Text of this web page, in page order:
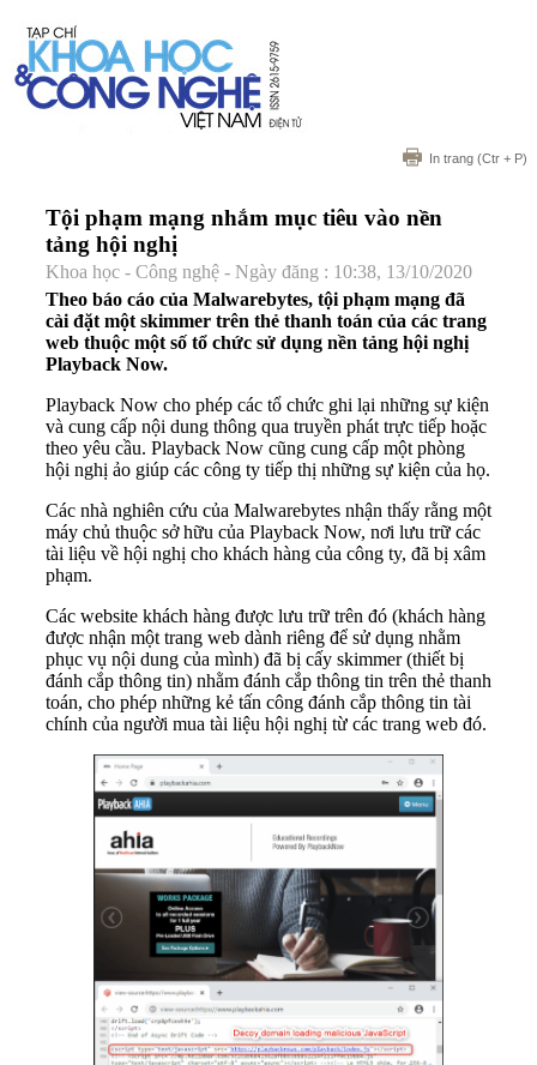
In trang (Ctr + P)
Tội phạm mạng nhắm mục tiêu vào nền
tảng hội nghị
Khoa học - Công nghệ - Ngày đăng : 10:38, 13/10/2020
Theo báo cáo của Malwarebytes, tội phạm mạng đã
cài đặt một skimmer trên thẻ thanh toán của các trang
web thuộc một số tổ chức sử dụng nền tảng hội nghị
Playback Now.
Playback Now cho phép các tổ chức ghi lại những sự kiện
và cung cấp nội dung thông qua truyền phát trực tiếp hoặc
theo yêu cầu. Playback Now cũng cung cấp một phòng
hội nghị ảo giúp các công ty tiếp thị những sự kiện của họ.
Các nhà nghiên cứu của Malwarebytes nhận thấy rằng một
máy chủ thuộc sở hữu của Playback Now, nơi lưu trữ các
tài liệu về hội nghị cho khách hàng của công ty, đã bị xâm
phạm.
Các website khách hàng được lưu trữ trên đó (khách hàng
được nhận một trang web dành riêng để sử dụng nhằm
phục vụ nội dung của mình) đã bị cấy skimmer (thiết bị
đánh cắp thông tin) nhằm đánh cắp thông tin trên thẻ thanh
toán, cho phép những kẻ tấn công đánh cắp thông tin tài
chính của người mua tài liệu hội nghị từ các trang web đó.